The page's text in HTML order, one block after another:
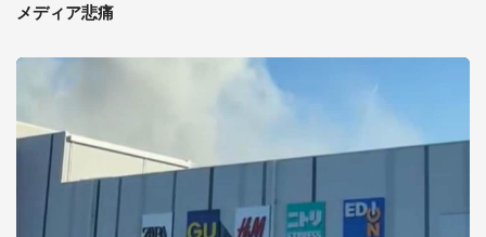
メディア悲痛